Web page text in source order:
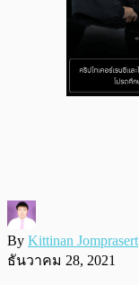
By Kittinan Jomprasert
ธันวาคม 28, 2021